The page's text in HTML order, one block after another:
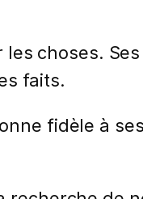
choses.
faits.
fidèle à